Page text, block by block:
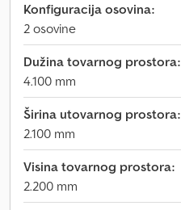
Konfiguracija osovina:
2 osovine
Dužina tovarnog prostora:
4.100 mm
Širina utovarnog prostora:
2.100 mm
Visina tovarnog prostora:
2.200 mm